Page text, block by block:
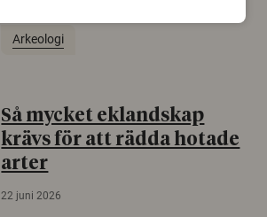
Arkeologi
Så mycket eklandskap
krävs för att rädda hotade
arter
22 juni 2026